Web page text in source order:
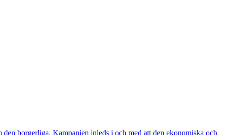
borgerliga. Kampanjen inleds i och med att den ekonomiska och